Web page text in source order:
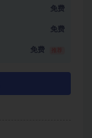
免费
免费
免费